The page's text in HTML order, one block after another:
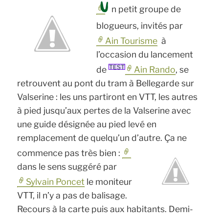
à
partir
de
Saint-
Pons »
U n petit groupe de
blogueurs, invités par
Ain Tourismeà
l’occasion du lancement
de TEST Ain Rando, se
retrouvent au pont du tram à Bellegarde sur
Valserine : les uns partiront en VTT, les autres
à pied jusqu’aux pertes de la Valserine avec
une guide désignée au pied levé en
remplacement de quelqu’un d’autre. Ça ne
commence pas très bien :
dans le sens suggéré par
Sylvain Poncet le moniteur
VTT, il n’y a pas de balisage.
Recours à la carte puis aux habitants. Demi-